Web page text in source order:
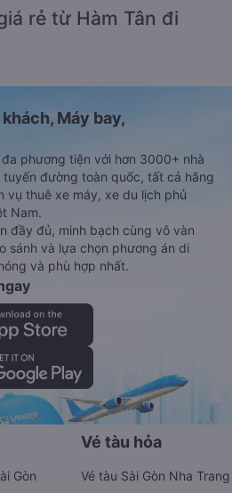
rẻ từ Hàm Tân đi
Máy bay,
phương tiện với hơn 3000+ nhà
đường toàn quốc, tất cả hãng
vụ thuê xe máy, xe du lịch phủ
Nam.
đầy đủ, minh bạch cùng vô vàn
sánh và lựa chọn phương án di
và phù hợp nhất.
Gòn
Vé tàu hỏa
Vé tàu Sài Gòn Nha Trang